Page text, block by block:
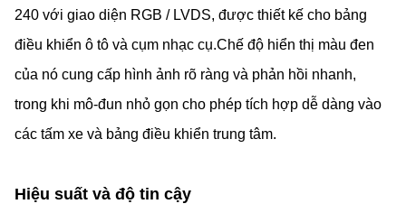
240 với giao diện RGB / LVDS, được thiết kế cho bảng
điều khiển ô tô và cụm nhạc cụ.Chế độ hiển thị màu đen
của nó cung cấp hình ảnh rõ ràng và phản hồi nhanh,
trong khi mô-đun nhỏ gọn cho phép tích hợp dễ dàng vào
các tấm xe và bảng điều khiển trung tâm.
Hiệu suất và độ tin cậy